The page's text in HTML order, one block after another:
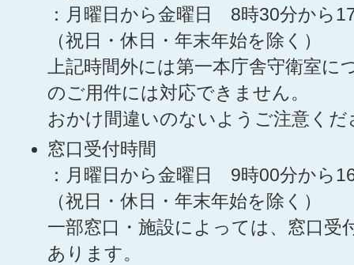
：月曜日から金曜日 8時30分から
（祝日・休日・年末年始を除く）
上記時間外には第一本庁舎守衛室に
のご用件には対応できません。
おかけ間違いのないようご注意くだ
窓口受付時間
：月曜日から金曜日 9時00分から
（祝日・休日・年末年始を除く）
一部窓口・施設によっては、窓口受
あります。